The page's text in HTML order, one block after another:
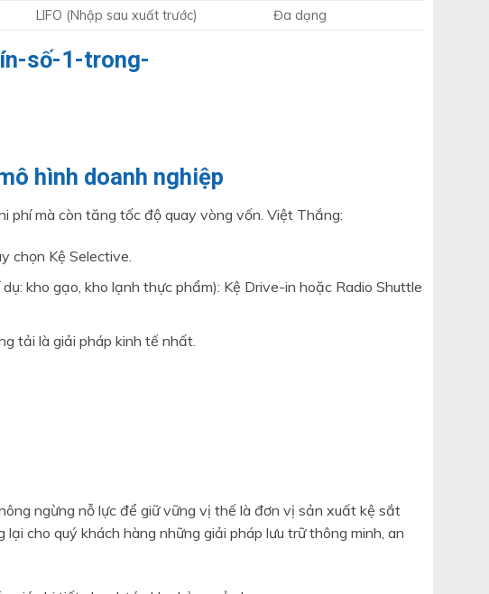
LIFO (Nhập sau xuất trước) Đa dạng
hình doanh nghiệp
phí mà còn tăng tốc độ quay vòng vốn. Việt Thắng:
chọn Kệ Selective.
kho gạo, kho lạnh thực phẩm): Kệ Drive-in hoặc Radio Shuttle
tải là giải pháp kinh tế nhất.
ngừng nỗ lực để giữ vững vị thế là đơn vị sản xuất kệ sắt
cho quý khách hàng những giải pháp lưu trữ thông minh, an